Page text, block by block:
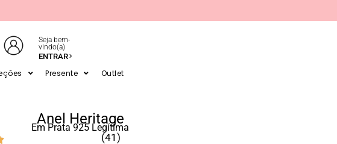
Seja bem-
vindo(a)
ENTRAR
Presente Outlet
Anel Heritage
Em Prata 925 Legítima
(41)